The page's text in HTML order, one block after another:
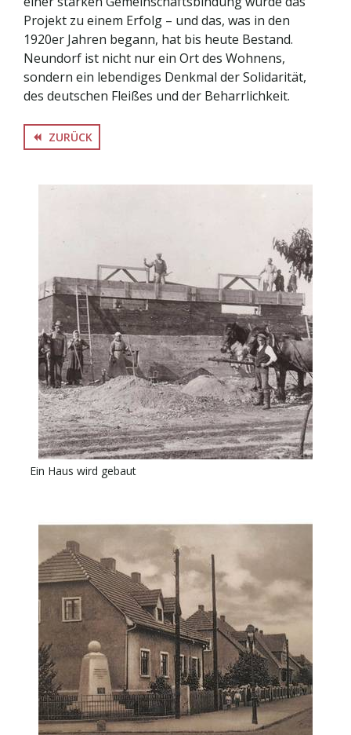
Projekt zu einem Erfolg – und das, was in den
1920er Jahren begann, hat bis heute Bestand.
Neundorf ist nicht nur ein Ort des Wohnens,
sondern ein lebendiges Denkmal der Solidarität,
des deutschen Fleißes und der Beharrlichkeit.
backward ZURÜCK
Ein Haus wird gebaut